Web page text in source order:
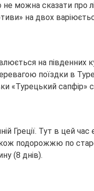
можна сказати про
на двох
на південних
поїздки в
«Турецький
Греції. Тут в цей
подорожжю по
(8 днів).